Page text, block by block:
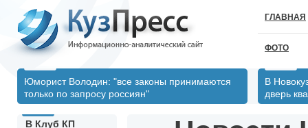
ГЛАВНАЯ
ФОТО
Юморист Володин: "все законы принимаются
только по запросу россиян"
В
дверь
В Клуб КП